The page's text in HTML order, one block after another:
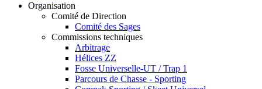
Organisation
Comité de Direction
Comité des Sages
Commissions techniques
Arbitrage
Hélices ZZ
Fosse Universelle-UT / Trap 1
Parcours de Chasse - Sporting